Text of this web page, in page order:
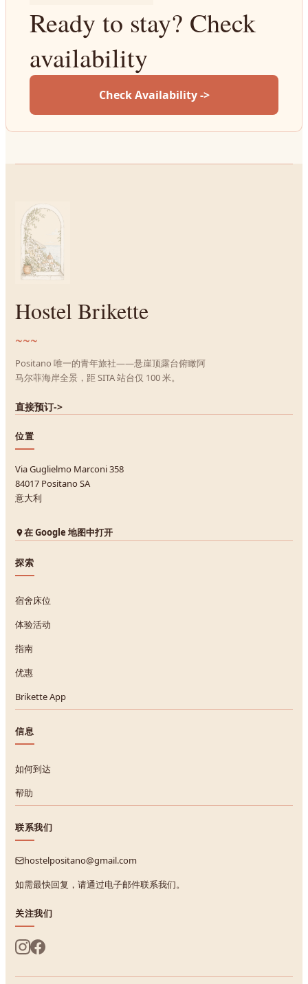
Ready to stay? Check
availability
Check Availability ->
Hostel Brikette
~~~
Positano 唯一的青年旅社——悬崖顶露台俯瞰阿
马尔菲海岸全景，距 SITA 站台仅 100 米。
直接预订->
位置
Via Guglielmo Marconi 358
84017 Positano SA
意大利
在 Google 地图中打开
探索
宿舍床位
体验活动
指南
优惠
Brikette App
信息
如何到达
帮助
联系我们
hostelpositano@gmail.com
如需最快回复，请通过电子邮件联系我们。
关注我们